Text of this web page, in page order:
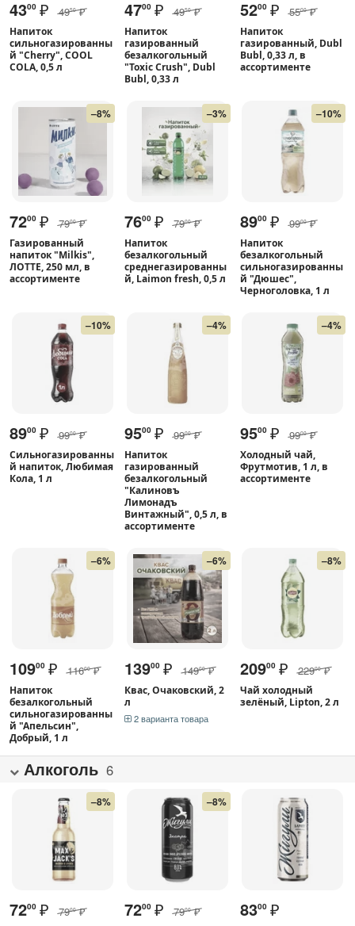
4300 ₽ 4950 ₽
Напиток
сильногазированны
й "Cherry", COOL
COLA, 0,5 л
4700 ₽ 4950 ₽
Напиток
газированный
безалкогольный
"Toxic Crush", Dubl
Bubl, 0,33 л
5200 ₽ 5500 ₽
Напиток
газированный, Dubl
Bubl, 0,33 л, в
ассортименте
–8%
7200 ₽ 7900 ₽
Газированный
напиток "Milkis",
ЛОТТЕ, 250 мл, в
ассортименте
–3%
7600 ₽ 7900 ₽
Напиток
безалкогольный
среднегазированны
й, Laimon fresh, 0,5 л
–10%
8900 ₽ 9900 ₽
Напиток
безалкогольный
сильногазированны
й "Дюшес",
Черноголовка, 1 л
–10%
8900 ₽ 9900 ₽
Сильногазированны
й напиток, Любимая
Кола, 1 л
–4%
9500 ₽ 9900 ₽
Напиток
газированный
безалкогольный
"Калиновъ
Лимонадъ
Винтажный", 0,5 л, в
ассортименте
–4%
9500 ₽ 9900 ₽
Холодный чай,
Фрутмотив, 1 л, в
ассортименте
–6%
10900 ₽ 11600 ₽
Напиток
безалкогольный
сильногазированны
й "Апельсин",
Добрый, 1 л
–6%
13900 ₽ 14900 ₽
Квас, Очаковский, 2
л
2 варианта товара
–8%
20900 ₽ 22900 ₽
Чай холодный
зелёный, Lipton, 2 л
Алкоголь 6
–8%
7200 ₽ 7900 ₽
–8%
7200 ₽ 7900 ₽ 8300 ₽